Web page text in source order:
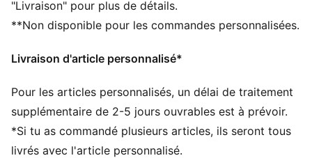
Fermeture éclair intégrale
Détails brandés PUMA
"Livraison" pour plus de détails.
**Non disponible pour les commandes personnalisées.
Livraison d'article personnalisé*
Pour les articles personnalisés, un délai de traitement
supplémentaire de 2-5 jours ouvrables est à prévoir.
*Si tu as commandé plusieurs articles, ils seront tous
livrés avec l'article personnalisé.